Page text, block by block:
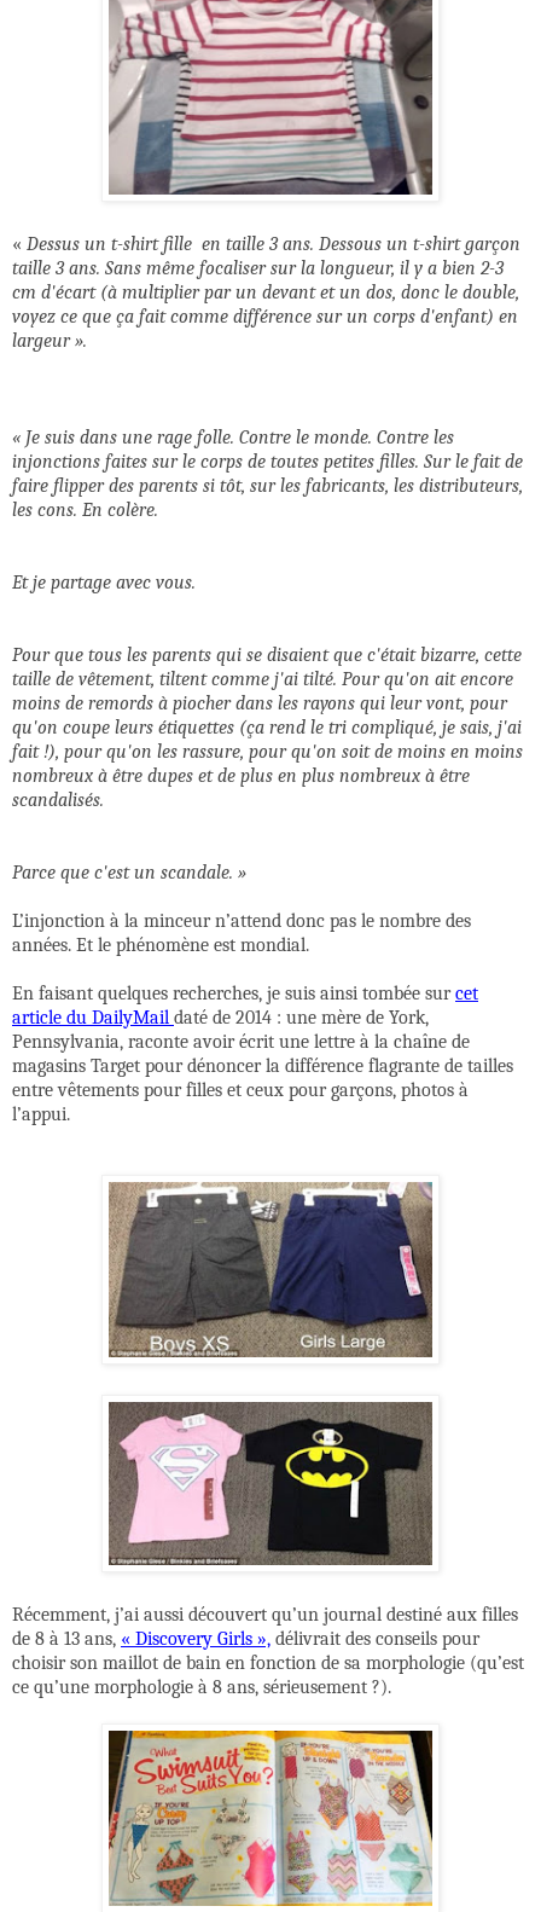
« Dessus un t-shirt fille en taille 3 ans. Dessous un t-shirt garçon
taille 3 ans. Sans même focaliser sur la longueur, il y a bien 2-3
cm d'écart (à multiplier par un devant et un dos, donc le double,
voyez ce que ça fait comme différence sur un corps d'enfant) en
largeur ».
« Je suis dans une rage folle. Contre le monde. Contre les
injonctions faites sur le corps de toutes petites filles. Sur le fait de
faire flipper des parents si tôt, sur les fabricants, les distributeurs,
les cons. En colère.
Et je partage avec vous.
Pour que tous les parents qui se disaient que c'était bizarre, cette
taille de vêtement, tiltent comme j'ai tilté. Pour qu'on ait encore
moins de remords à piocher dans les rayons qui leur vont, pour
qu'on coupe leurs étiquettes (ça rend le tri compliqué, je sais, j'ai
fait !), pour qu'on les rassure, pour qu'on soit de moins en moins
nombreux à être dupes et de plus en plus nombreux à être
scandalisés.
Parce que c'est un scandale. »
L’injonction à la minceur n’attend donc pas le nombre des
années. Et le phénomène est mondial.
En faisant quelques recherches, je suis ainsi tombée surcet
article du DailyMail daté de 2014 : une mère de York,
Pennsylvania, raconte avoir écrit une lettre à la chaîne de
magasins Target pour dénoncer la différence flagrante de tailles
entre vêtements pour filles et ceux pour garçons, photos à
l’appui.
Récemment, j’ai aussi découvert qu’un journal destiné aux filles
de 8 à 13 ans, « Discovery Girls », délivrait des conseils pour
choisir son maillot de bain en fonction de sa morphologie (qu’est
ce qu’une morphologie à 8 ans, sérieusement ?).